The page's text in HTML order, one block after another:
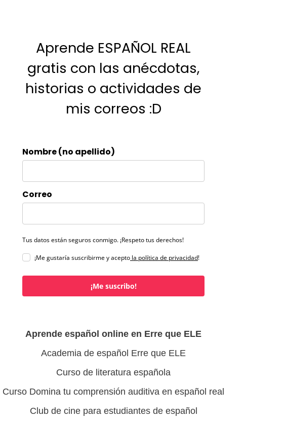
Aprende ESPAÑOL REAL
gratis con las anécdotas,
historias o actividades de
mis correos :D
Nombre (no apellido)
Correo
Tus datos están seguros conmigo. ¡Respeto tus derechos!
¡Me gustaría suscribirme y acepto la política de privacidad!
¡Me suscribo!
Aprende español online en Erre que ELE
Academia de español Erre que ELE
Curso de literatura española
Curso Domina tu comprensión auditiva en español real
Club de cine para estudiantes de español